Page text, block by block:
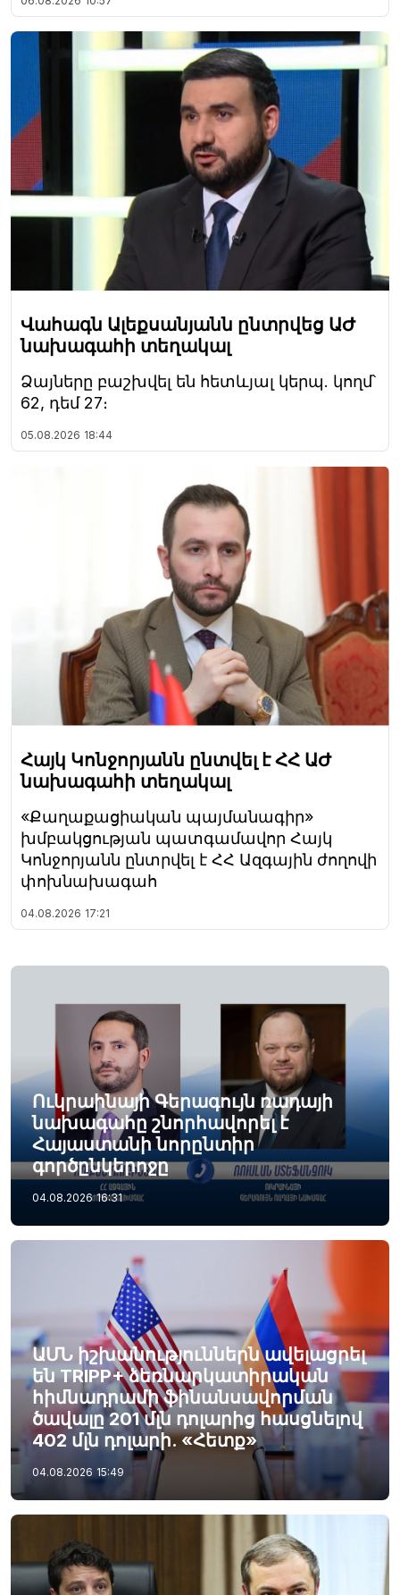
Վահագն Ալեքսանյանն ընտրվեց ԱԺ
նախագահի տեղակալ
Ձայները բաշխվել են հետևյալ կերպ. կողմ՝
62, դեմ 27։
05.08.2026 18:44
Հայկ Կոնջորյանն ընտվել է ՀՀ ԱԺ
նախագահի տեղակալ
«Քաղաքացիական պայմանագիր»
խմբակցության պատգամավոր Հայկ
Կոնջորյանն ընտրվել է ՀՀ Ազգային ժողովի
փոխնախագահ
04.08.2026 17:21
Ուկրաինայի Գերագույն ռադայի
նախագահը շնորհավորել է
Հայաստանի նորընտիր
գործընկերոջը
04.08.2026 16:31
ԱՄՆ իշխանություններն ավելացրել
են TRIPP+ ձեռնարկատիրական
հիմնադրամի ֆինանսավորման
ծավալը 201 մլն դոլարից հասցնելով
402 մլն դոլարի. «Հետք»
04.08.2026 15:49